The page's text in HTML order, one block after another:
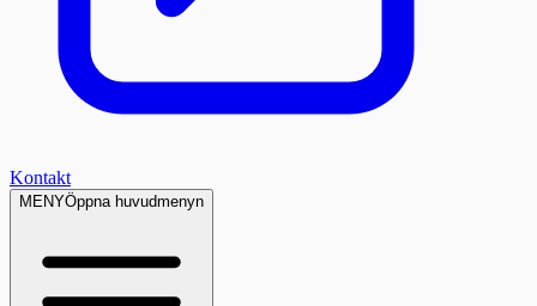
Kontakt
MENYÖppna huvudmenyn